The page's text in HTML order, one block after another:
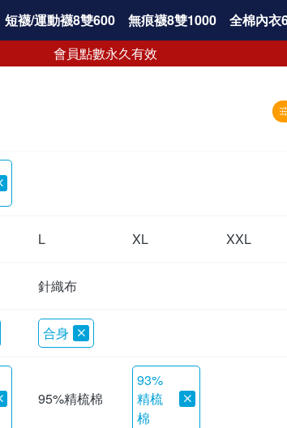
短襪/運動襪8雙600 無痕襪8雙1000 全棉內衣
會員點數永久有效
L XL XXL
針織布
合身
95%精梳棉
93%
精梳
棉